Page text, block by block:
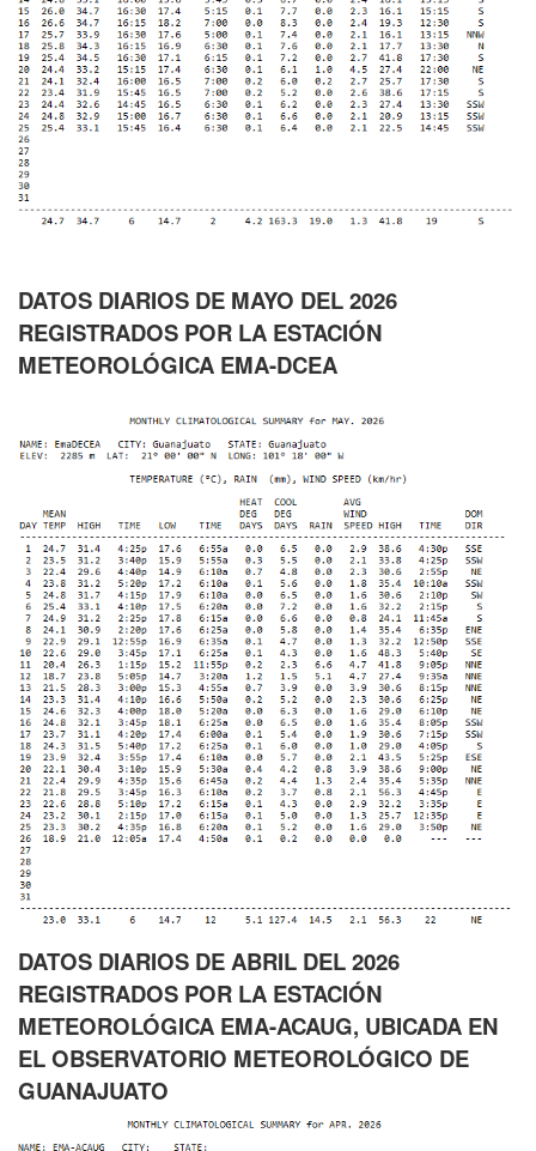
DATOS DIARIOS DE MAYO DEL 2026
REGISTRADOS POR LA ESTACIÓN
METEOROLÓGICA EMA-DCEA
DATOS DIARIOS DE ABRIL DEL 2026
REGISTRADOS POR LA ESTACIÓN
METEOROLÓGICA EMA-ACAUG, UBICADA EN
EL OBSERVATORIO METEOROLÓGICO DE
GUANAJUATO